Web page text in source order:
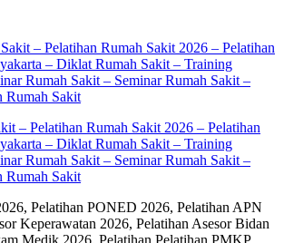
– Pelatihan Rumah Sakit 2026 – Pelatihan
– Diklat Rumah Sakit – Training
Rumah Sakit – Seminar Rumah Sakit –
Rumah Sakit
Pelatihan PONED 2026, Pelatihan APN
Keperawatan 2026, Pelatihan Asesor Bidan
Medik 2026, Pelatihan Pelatihan PMKP